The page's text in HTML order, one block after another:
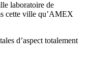
laboratoire de
cette ville qu’AMEX
d’aspect totalement